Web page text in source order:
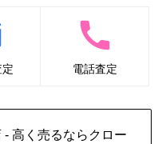
定 電話査定
高く売るならクロー